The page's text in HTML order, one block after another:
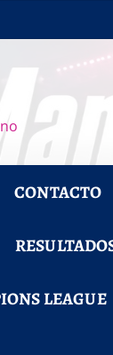
CONTACTO
LEAGUE